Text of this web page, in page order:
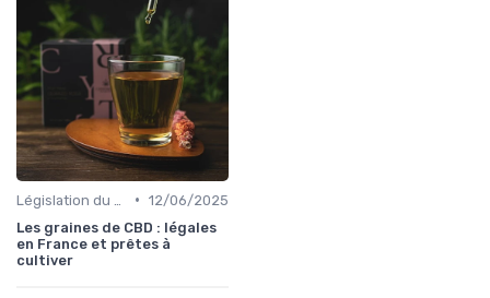
• 12/06/2025
Les graines de CBD : légales
en France et prêtes à
cultiver